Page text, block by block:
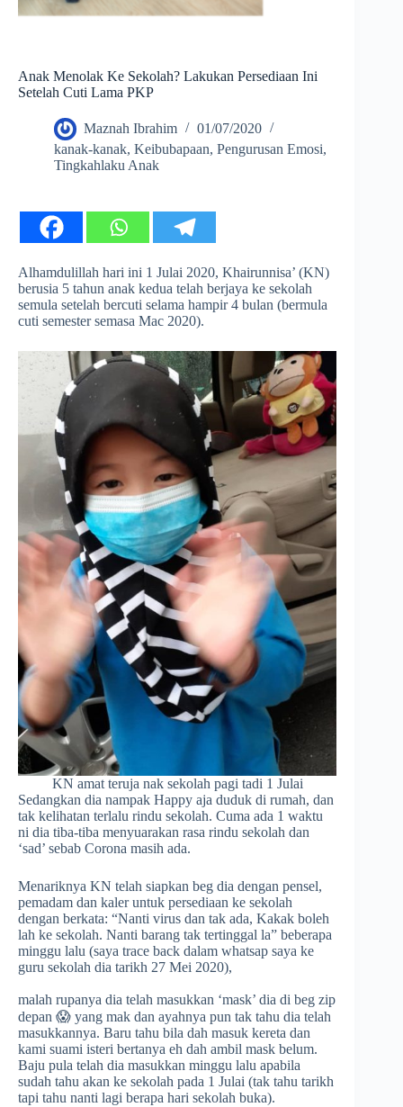
Anak Menolak Ke Sekolah? Lakukan Persediaan Ini
Setelah Cuti Lama PKP
Maznah Ibrahim
01/07/2020
kanak-kanak, Keibubapaan, Pengurusan Emosi,
Tingkahlaku Anak
Alhamdulillah hari ini 1 Julai 2020, Khairunnisa’ (KN)
berusia 5 tahun anak kedua telah berjaya ke sekolah
semula setelah bercuti selama hampir 4 bulan (bermula
cuti semester semasa Mac 2020).
KN amat teruja nak sekolah pagi tadi 1 Julai
Sedangkan dia nampak Happy aja duduk di rumah, dan
tak kelihatan terlalu rindu sekolah. Cuma ada 1 waktu
ni dia tiba-tiba menyuarakan rasa rindu sekolah dan
‘sad’ sebab Corona masih ada.
Menariknya KN telah siapkan beg dia dengan pensel,
pemadam dan kaler untuk persediaan ke sekolah
dengan berkata: “Nanti virus dan tak ada, Kakak boleh
lah ke sekolah. Nanti barang tak tertinggal la” beberapa
minggu lalu (saya trace back dalam whatsap saya ke
guru sekolah dia tarikh 27 Mei 2020),
malah rupanya dia telah masukkan ‘mask’ dia di beg zip
depan 😱 yang mak dan ayahnya pun tak tahu dia telah
masukkannya. Baru tahu bila dah masuk kereta dan
kami suami isteri bertanya eh dah ambil mask belum.
Baju pula telah dia masukkan minggu lalu apabila
sudah tahu akan ke sekolah pada 1 Julai (tak tahu tarikh
tapi tahu nanti lagi berapa hari sekolah buka).